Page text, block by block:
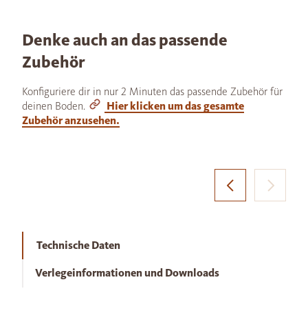
Denke auch an das passende
Zubehör
Konfiguriere dir in nur 2 Minuten das passende Zubehör für
deinen Boden.
Hier klicken um das gesamte
Zubehör anzusehen.
Technische Daten
Verlegeinformationen und Downloads